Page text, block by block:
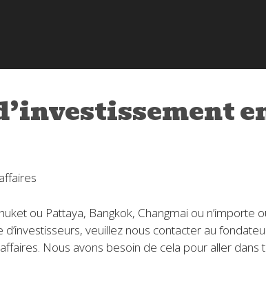
ou Pattaya, Bangkok, Changmai ou
veuillez nous contacter au
Nous avons besoin de cela pour aller